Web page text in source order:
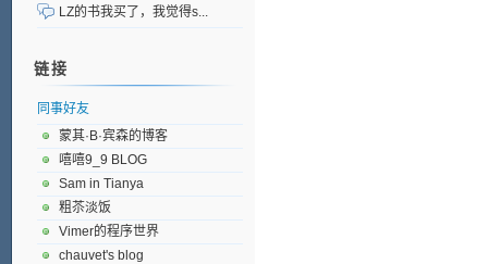
LZ的书我买了，我觉得s...
链接
同事好友
蒙其·B·宾森的博客
嘻嘻9_9 BLOG
Sam in Tianya
粗苶淡饭
Vimer的程序世界
chauvet's blog